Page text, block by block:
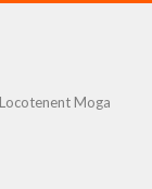
Locotenent Moga